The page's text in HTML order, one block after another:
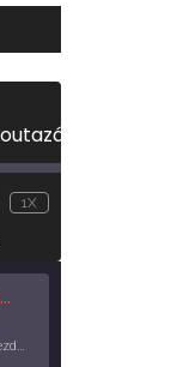
1X
Az UNICEF Magyarország jótékonysági kezdeményezése izgalmas, egész éves világkörüli ízutazásra hív, igazi családi program és gasztroedukáció, illetve segítség a rászorulóknak is egyben.